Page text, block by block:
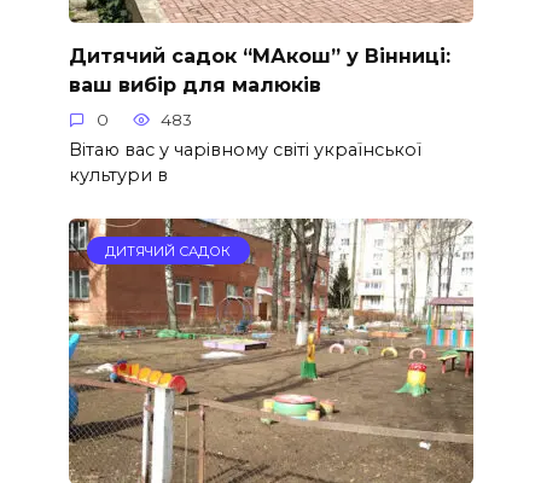
Дитячий садок “МАкош” у Вінниці:
ваш вибір для малюків
0 483
Вітаю вас у чарівному світі української
культури в
ДИТЯЧИЙ САДОК